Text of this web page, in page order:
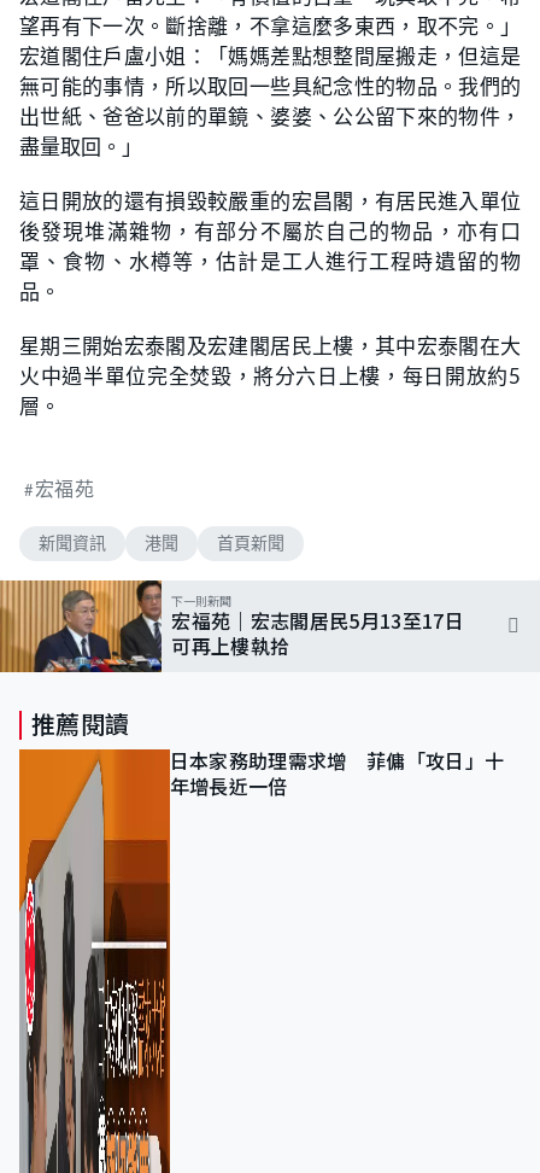
望再有下一次。斷捨離，不拿這麼多東西，取不完。」
宏道閣住戶盧小姐：「媽媽差點想整間屋搬走，但這是
無可能的事情，所以取回一些具紀念性的物品。我們的
出世紙、爸爸以前的單鏡、婆婆、公公留下來的物件，
盡量取回。」
這日開放的還有損毀較嚴重的宏昌閣，有居民進入單位
後發現堆滿雜物，有部分不屬於自己的物品，亦有口
罩、食物、水樽等，估計是工人進行工程時遺留的物
品。
星期三開始宏泰閣及宏建閣居民上樓，其中宏泰閣在大
火中過半單位完全焚毀，將分六日上樓，每日開放約5
層。
宏福苑
新聞資訊 港聞 首頁新聞
下一則新聞
宏福苑｜宏志閣居民5月13至17日
可再上樓執拾
推薦閱讀
日本家務助理需求增 菲傭「攻日」十
年增長近一倍